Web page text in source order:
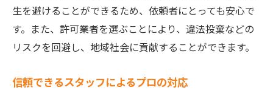
生を避けることができるため、依頼者にとっても安心で
す。また、許可業者を選ぶことにより、違法投棄などの
リスクを回避し、地域社会に貢献することができます。
信頼できるスタッフによるプロの対応